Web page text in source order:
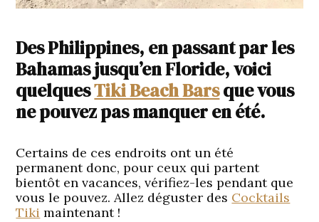
Des Philippines, en passant par les
Bahamas jusqu’en Floride, voici
quelquesTiki Beach Barsque vous
ne pouvez pas manquer en été.
Certains de ces endroits ont un été
permanent donc, pour ceux qui partent
bientôt en vacances, vérifiez-les pendant que
vous le pouvez. Allez déguster des Cocktails
Tiki maintenant !